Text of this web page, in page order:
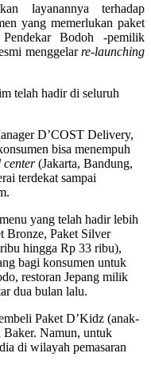
layanannya terhadap
yang memerlukan paket
Bodoh -pemilik
menggelarre-launching
telah hadir di seluruh
D’COST Delivery,
bisa menempuh
center(Jakarta, Bandung,
terdekat sampai
yang telah hadir lebih
Bronze, Paket Silver
hingga Rp 33 ribu),
bagi konsumen untuk
restoran Jepang milik
dua bulan lalu.
Paket D’Kidz (anak-
Namun, untuk
di wilayah pemasaran